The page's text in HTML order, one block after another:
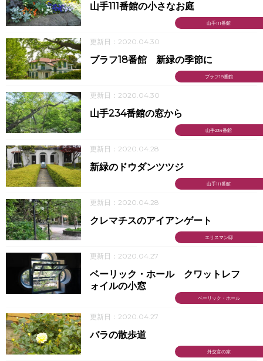
山手111番館
山手111番館の小さなお庭
更新日：2020.04.30
ブラフ18番館
ブラフ18番館 新緑の季節に
更新日：2020.04.30
山手234番館
山手234番館の窓から
更新日：2020.04.28
山手111番館
新緑のドウダンツツジ
更新日：2020.04.28
エリスマン邸
クレマチスのアイアンゲート
更新日：2020.04.27
ベーリック・ホール
ベーリック・ホール クワットレフ
ォイルの小窓
更新日：2020.04.27
外交官の家
バラの散歩道